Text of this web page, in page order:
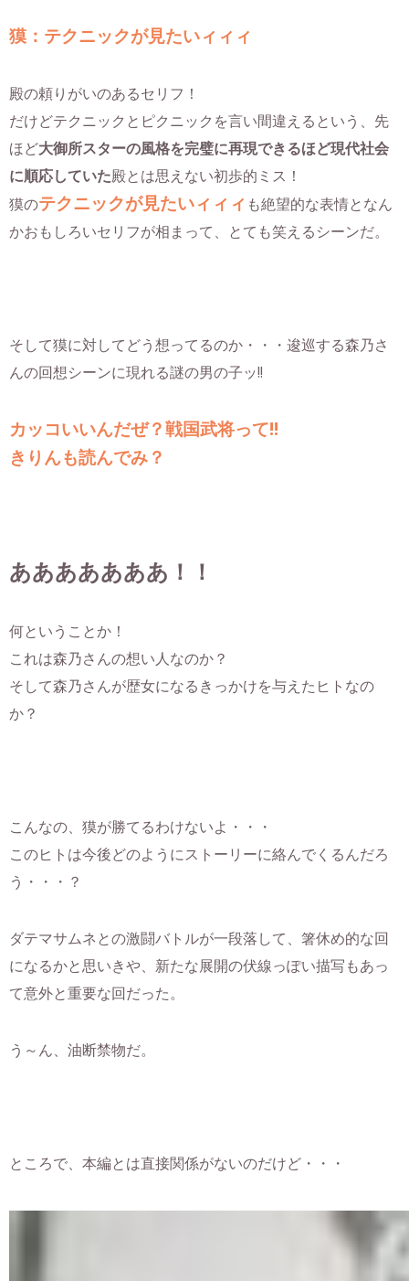
獏：テクニックが見たいィィィ
殿の頼りがいのあるセリフ！
だけどテクニックとピクニックを言い間違えるという、先
ほど大御所スターの風格を完璧に再現できるほど現代社会
に順応していた殿とは思えない初歩的ミス！
獏のテクニックが見たいィィィ も絶望的な表情となん
かおもしろいセリフが相まって、とても笑えるシーンだ。
そして獏に対してどう想ってるのか・・・逡巡する森乃さ
んの回想シーンに現れる謎の男の子ッ!!
カッコいいんだぜ？戦国武将って!!
きりんも読んでみ？
あああああああ！！
何ということか！
これは森乃さんの想い人なのか？
そして森乃さんが歴女になるきっかけを与えたヒトなの
か？
こんなの、獏が勝てるわけないよ・・・
このヒトは今後どのようにストーリーに絡んでくるんだろ
う・・・？
ダテマサムネとの激闘バトルが一段落して、箸休め的な回
になるかと思いきや、新たな展開の伏線っぽい描写もあっ
て意外と重要な回だった。
う～ん、油断禁物だ。
ところで、本編とは直接関係がないのだけど・・・